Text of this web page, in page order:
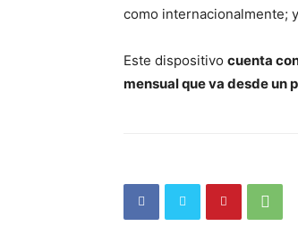
como internacionalmente;
Este dispositivo cuenta
mensual que va desde un